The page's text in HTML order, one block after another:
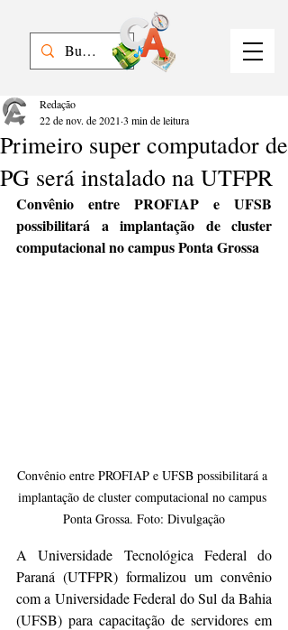
Primeiro super computador de
PG será instalado na UTFPR
Redação
22 de nov. de 2021 3 min de leitura
Convênio entre PROFIAP e UFSB
possibilitará a implantação de cluster
computacional no campus Ponta Grossa
Convênio entre PROFIAP e UFSB possibilitará a
implantação de cluster computacional no campus
Ponta Grossa. Foto: Divulgação
A Universidade Tecnológica Federal do
Paraná (UTFPR) formalizou um convênio
com a Universidade Federal do Sul da Bahia
(UFSB) para capacitação de servidores em